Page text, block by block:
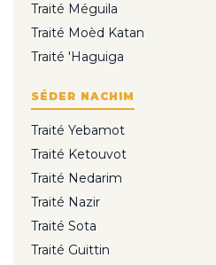
Traité Méguila
Traité Moèd Katan
Traité 'Haguiga
SÉDER NACHIM
Traité Yebamot
Traité Ketouvot
Traité Nedarim
Traité Nazir
Traité Sota
Traité Guittin